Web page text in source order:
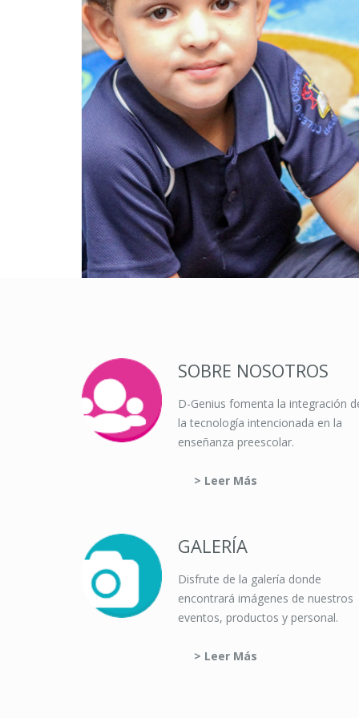
SOBRE NOSOTROS
D-Genius fomenta la integración
la tecnología intencionada en la
enseñanza preescolar.
> Leer Más
GALERÍA
Disfrute de la galería donde
encontrará imágenes de nuestros
eventos, productos y personal.
> Leer Más